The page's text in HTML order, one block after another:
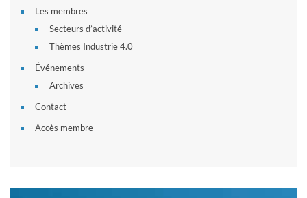
Les membres
Secteurs d’activité
Thèmes Industrie 4.0
Événements
Archives
Contact
Accès membre